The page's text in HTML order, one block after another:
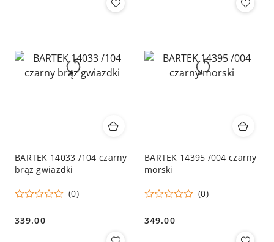
BARTEK 14033 /104 czarny
brąz gwiazdki
(0)
Cena:
339.00
BARTEK 14395 /004 czarny
morski
(0)
Cena:
349.00